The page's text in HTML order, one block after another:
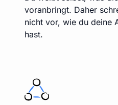
voranbringt. Daher
nicht vor, wie du deine
hast.